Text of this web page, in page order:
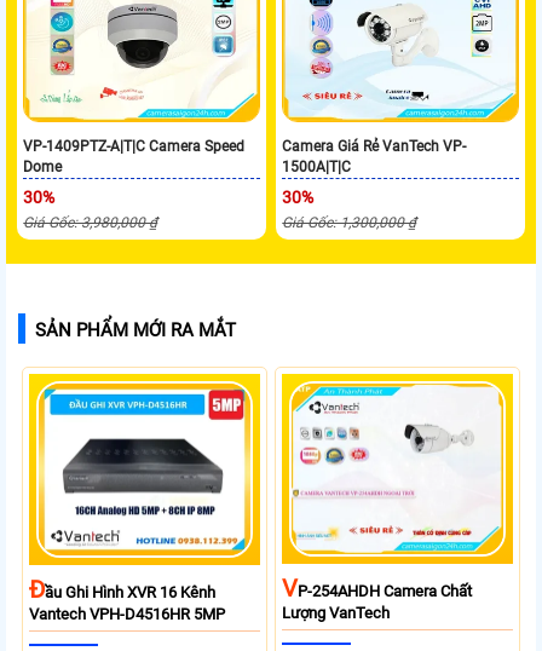
VP-1409PTZ-A|T|C Camera Speed
Dome
30%
Giá Gốc: 3,980,000 ₫
Camera Giá Rẻ VanTech VP-
1500A|T|C
30%
Giá Gốc: 1,300,000 ₫
SẢN PHẨM MỚI RA MẮT
ĐẦu Ghi Hình XVR 16 Kênh
Vantech VPH-D4516HR 5MP
VP-254AHDH Camera Chất
Lượng VanTech